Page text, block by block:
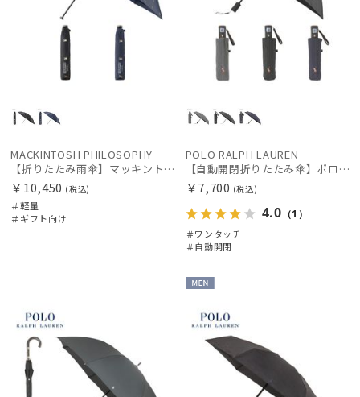
MACKINTOSH PHILOSOPHY
【折りたたみ雨傘】マッキントッシュ フィロソフィー（MACKINTOSH PHILOSOPHY）バーブレラ コーギー
￥10,450 (税込)
＃軽量
＃ギフト向け
POLO RALPH LAUREN
【自動開閉折りたたみ傘】ポロ ラルフ ローレン (POLO RALPH LAUREN) ストライプ ワンタッチ開閉
￥7,700 (税込)
4.0 （1）
＃ワンタッチ
＃自動開閉